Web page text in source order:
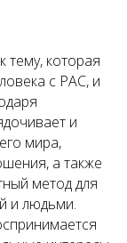
тему, которая
с РАС, и
и
мира,
а также
метод для
и людьми.